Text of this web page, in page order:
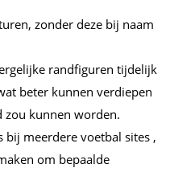
zonder deze bij naam
randfiguren tijdelijk
beter kunnen verdiepen
zou kunnen worden.
bij meerdere voetbal sites ,
om bepaalde